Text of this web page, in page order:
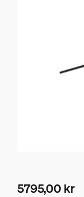
5795,00 kr